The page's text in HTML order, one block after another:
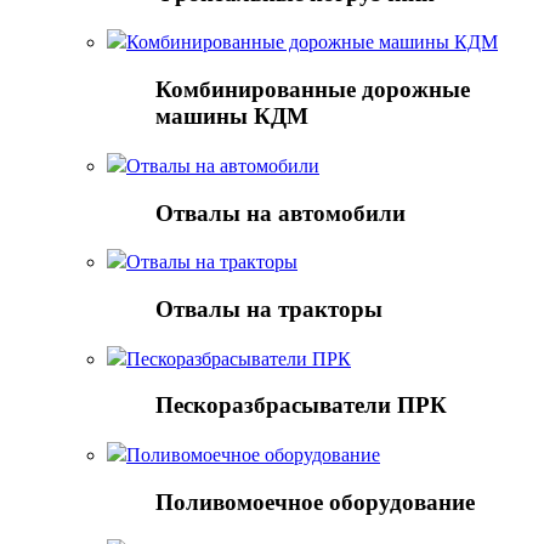
Комбинированные дорожные машины КДМ
Комбинированные дорожные
машины КДМ
Отвалы на автомобили
Отвалы на автомобили
Отвалы на тракторы
Отвалы на тракторы
Пескоразбрасыватели ПРК
Пескоразбрасыватели ПРК
Поливомоечное оборудование
Поливомоечное оборудование